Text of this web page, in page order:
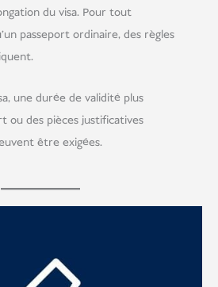
du visa. Pour tout
passeport ordinaire, des règles
une durée de validité plus
ou des pièces justificatives
être exigées.